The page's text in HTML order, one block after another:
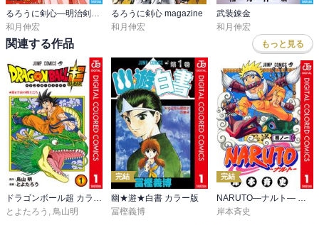
あって、黒星がまず部下の四人組、四星をつれてしゃしゃり出る。
・四星vs左之助、蒼紫、斎藤、弥彦。それぞれ善戦し勝利。はっき
り言って敵でないほどみんな強いのだが、みんないろいろ良いこと
・黒星は縁に一発殴られて退場。
■縁戦
・いよいよ。高い！とか速い！とか神経が！とかいろいろあるんだ
けど、結局、人を殺した罪をどう償うのか、答えは出たのか？！と
いう話。縁は、死んで償えと言う。剣心は、死んで償えるとは到底
思えないと言う。生きて、目の前の笑顔をひとつでも守る、取り戻
す、それに尽きると。
・とちくるった黒星が銃を乱射、つい体が反応して薫を守ってしま
った縁。違う、俺が本当に守りたかったのは…と絶句、戦意喪失、
和月伸宏
るろうに剣心 magazine
和月伸宏
武装錬金
和月伸宏
関連する作品 もっと見る
ドラゴンボール超 カラー版
とよたろう , 鳥山明
完結
幽★遊★白書 カラー版
冨樫義博
完結
NARUTO―ナルト― カラー版
岸本斉史